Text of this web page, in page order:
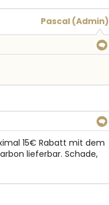
Pascal (Admin)
↓
15€ Rabatt mit dem
lieferbar. Schade,
↓